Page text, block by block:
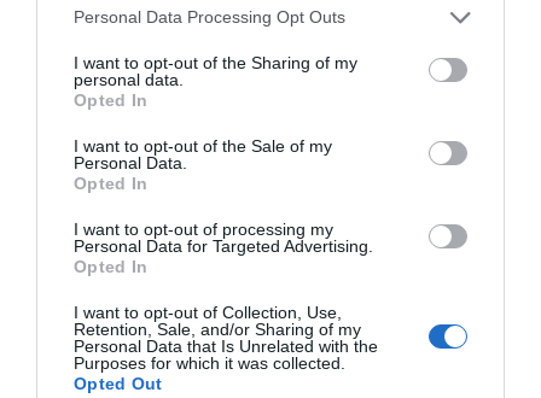
Personal Data Processing Opt Outs
I want to opt-out of the Sharing of my
personal data.
Opted In
I want to opt-out of the Sale of my
Personal Data.
Opted In
I want to opt-out of processing my
Personal Data for Targeted Advertising.
Opted In
I want to opt-out of Collection, Use,
Retention, Sale, and/or Sharing of my
Personal Data that Is Unrelated with the
Purposes for which it was collected.
Opted Out
RELACIONADES